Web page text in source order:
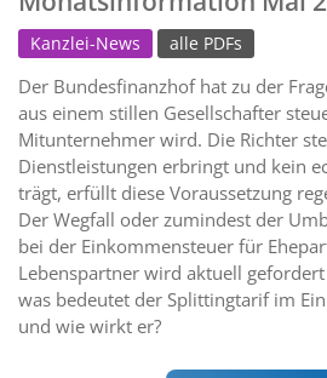
Kanzlei-News alle PDFs
Der Bundesfinanzhof hat zu der
aus einem stillen Gesellschafter
Mitunternehmer wird. Die Richter
Dienstleistungen erbringt und kein
trägt, erfüllt diese Voraussetzung
Der Wegfall oder zumindest der
bei der Einkommensteuer für
Lebenspartner wird aktuell
was bedeutet der Splittingtarif im
und wie wirkt er?